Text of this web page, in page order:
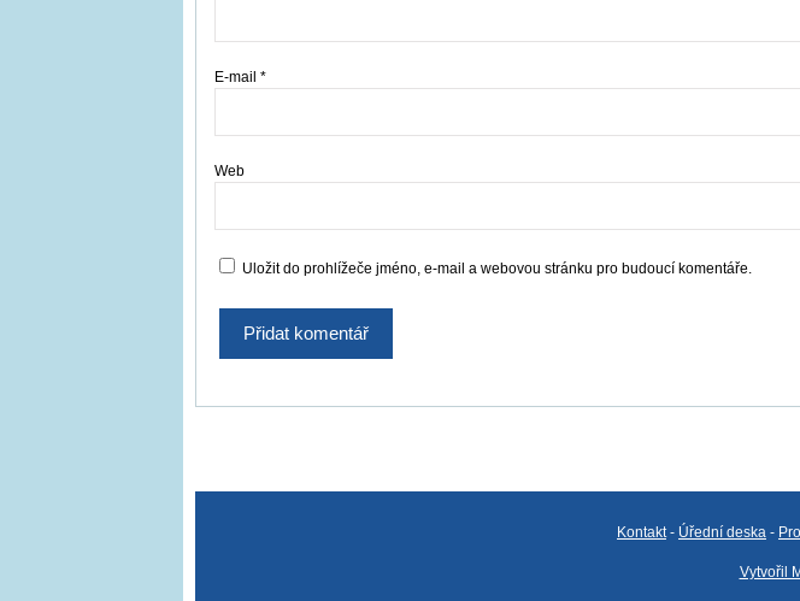
E-mail *
Web
Uložit do prohlížeče jméno, e-mail a webovou stránku pro budoucí komentáře.
Kontakt- Úřední deska -
Vytvořil